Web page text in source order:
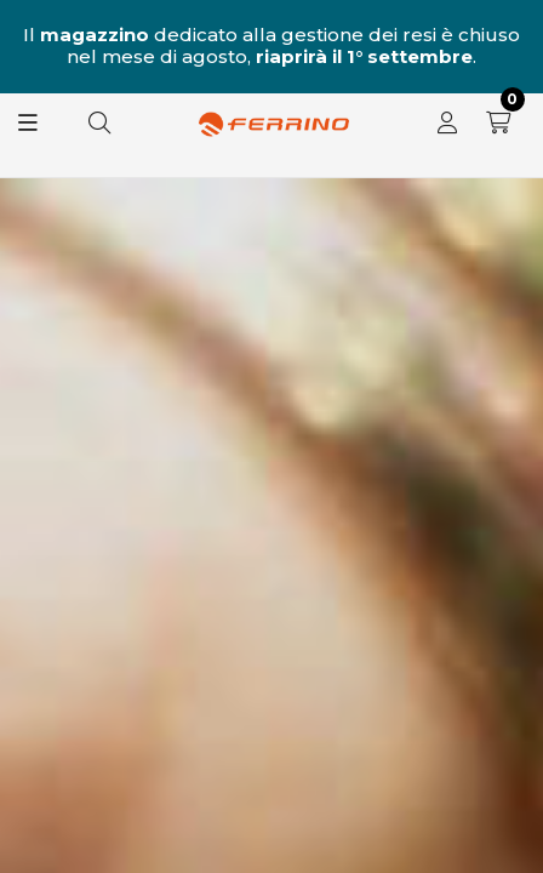
Il magazzino dedicato alla gestione dei resi è chiuso
nel mese di agosto, riaprirà il 1° settembre.
0